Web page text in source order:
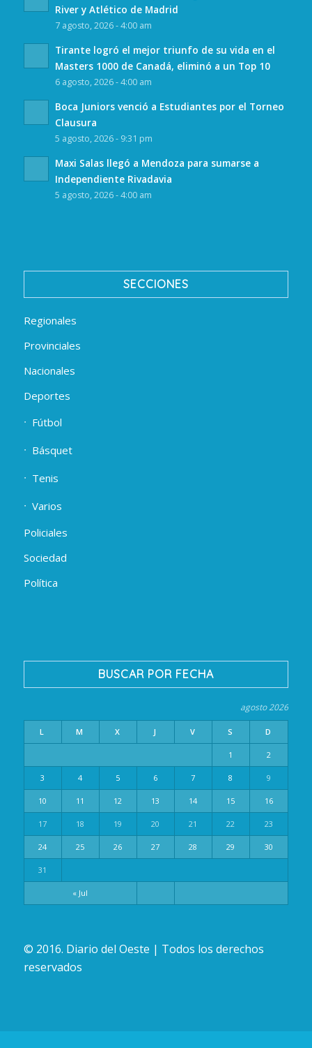
River y Atlético de Madrid
7 agosto, 2026 - 4:00 am
Tirante logró el mejor triunfo de su vida en el
Masters 1000 de Canadá, eliminó a un Top 10
6 agosto, 2026 - 4:00 am
Boca Juniors venció a Estudiantes por el Torneo
Clausura
5 agosto, 2026 - 9:31 pm
Maxi Salas llegó a Mendoza para sumarse a
Independiente Rivadavia
5 agosto, 2026 - 4:00 am
SECCIONES
Regionales
Provinciales
Nacionales
Deportes
Fútbol
Básquet
Tenis
Varios
Policiales
Sociedad
Política
BUSCAR POR FECHA
agosto 2026
L M X J V S D
« Jul
1 2
3 4 5 6 7 8 9
10 11 12 13 14 15 16
17 18 19 20 21 22 23
24 25 26 27 28 29 30
31
© 2016. Diario del Oeste | Todos los derechos
reservados